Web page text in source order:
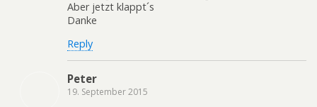
Aber jetzt klappt´s
Danke
Reply
Peter
19. September 2015